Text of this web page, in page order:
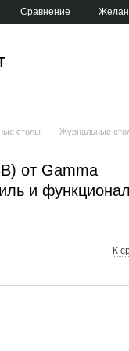
Сравнение
столы
Журнальные
от Gamma
и
К